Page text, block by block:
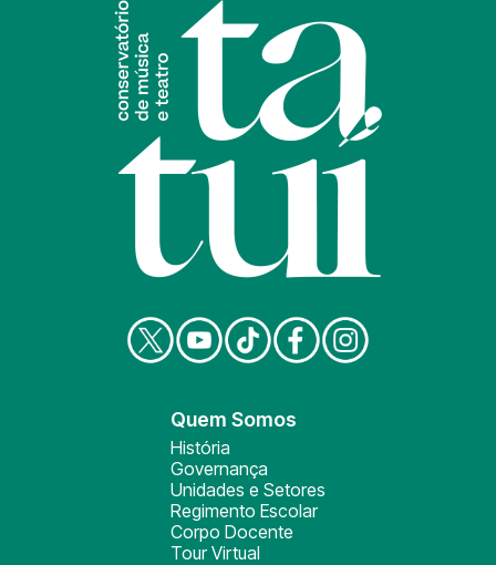
Quem Somos
História
Governança
Unidades e Setores
Regimento Escolar
Corpo Docente
Tour Virtual